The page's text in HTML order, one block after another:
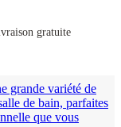
gratuite